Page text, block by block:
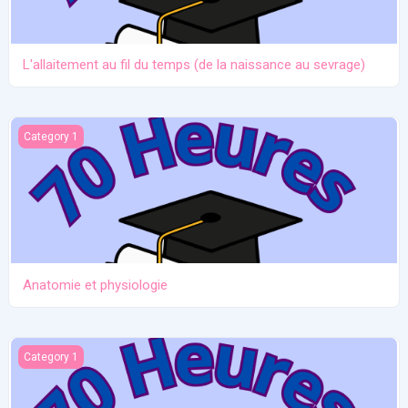
L'allaitement au fil du temps (de la naissance au sevrage)
Anatomie et physiologie
Category 1
Anatomie et physiologie
Ictère et hypoglycémie
Category 1